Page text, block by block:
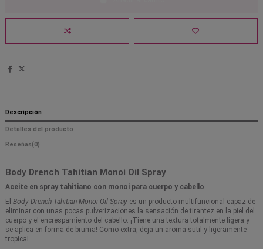
Descripción
Detalles del producto
Reseñas(0)
Body Drench Tahitian Monoi Oil Spray
Aceite en spray tahitiano con monoi para cuerpo y cabello
El Body Drench Tahitian Monoi Oil Spray es un producto multifuncional capaz de
eliminar con unas pocas pulverizaciones la sensación de tirantez en la piel del
cuerpo y el encrespamiento del cabello. ¡Tiene una textura totalmente ligera y
se aplica en forma de bruma! Como extra, deja un aroma sutil y ligeramente
tropical.